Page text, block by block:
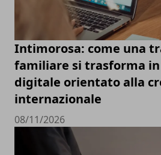
Intimorosa: come una
familiare si trasforma
digitale orientato alla
internazionale
08/11/2026